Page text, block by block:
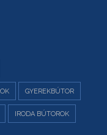
GYEREKBÚTOR
IRODA BÚTOROK